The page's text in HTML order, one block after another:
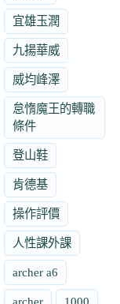
宜雄玉潤
九揚華威
威均峰澤
怠惰魔王的轉職
條件
登山鞋
肯德基
操作評價
人性課外課
archer a6